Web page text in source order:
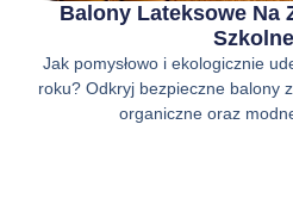
Balony Lateksowe Na
Jak pomysłowo i ekologicznie
roku? Odkryj bezpieczne balony
organiczne oraz